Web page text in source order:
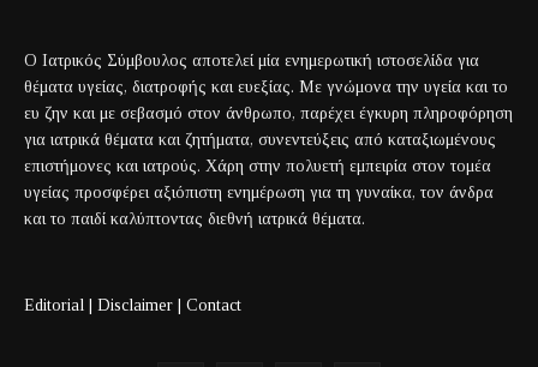
Ο Ιατρικός Σύμβουλος αποτελεί μία ενημερωτική ιστοσελίδα για
θέματα υγείας, διατροφής και ευεξίας. Με γνώμονα την υγεία και το
ευ ζην και με σεβασμό στον άνθρωπο, παρέχει έγκυρη πληροφόρηση
για ιατρικά θέματα και ζητήματα, συνεντεύξεις από καταξιωμένους
επιστήμονες και ιατρούς. Χάρη στην πολυετή εμπειρία στον τομέα
υγείας προσφέρει αξιόπιστη ενημέρωση για τη γυναίκα, τον άνδρα
και το παιδί καλύπτοντας διεθνή ιατρικά θέματα.
Editorial | Disclaimer | Contact